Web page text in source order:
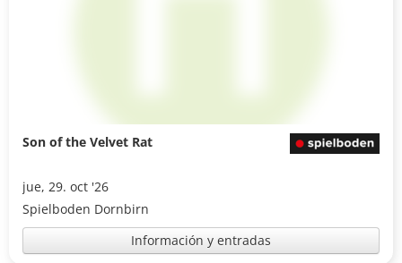
Son of the Velvet Rat
jue, 29. oct '26
Spielboden Dornbirn
Información y entradas